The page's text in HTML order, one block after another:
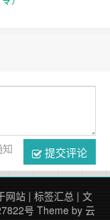
提交评论
网站 | 标签汇总 | 文
号 Theme by 云